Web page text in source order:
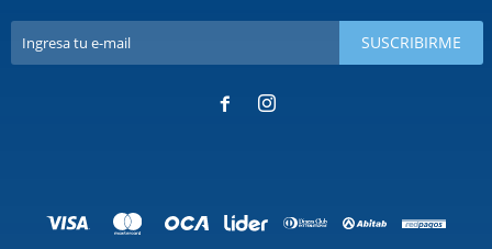
SUSCRIBIRME
 